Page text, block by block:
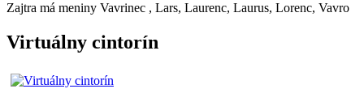
Zajtra má meniny Vavrinec , Lars, Laurenc, Laurus, Lorenc, Vavro
Virtuálny cintorín